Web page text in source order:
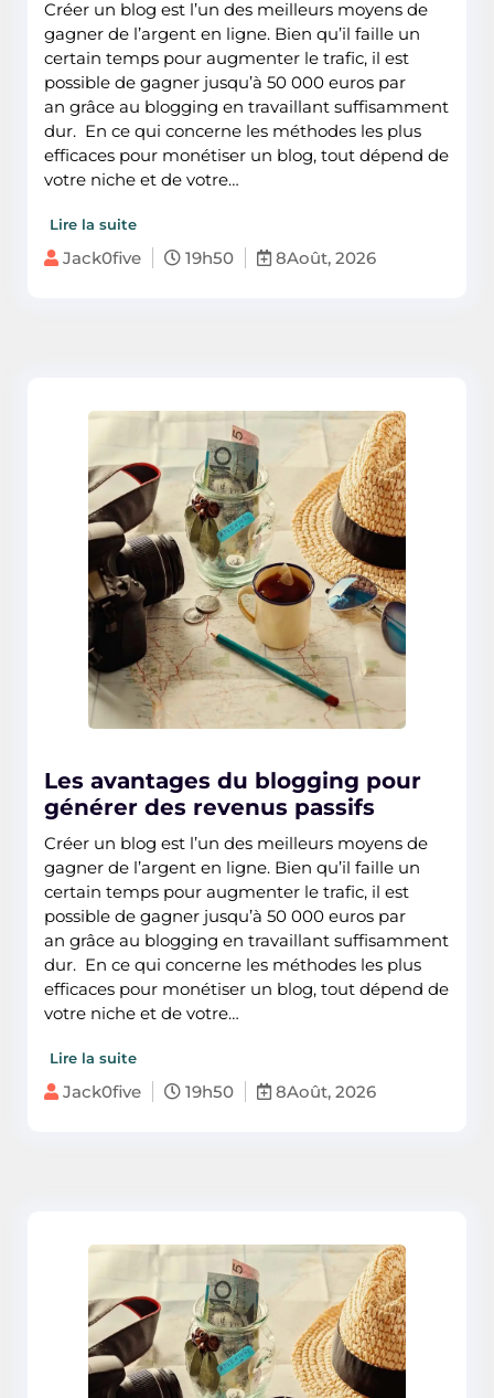
Créer un blog est l’un des meilleurs moyens de
gagner de l’argent en ligne. Bien qu’il faille un
certain temps pour augmenter le trafic, il est
possible de gagner jusqu’à 50 000 euros par
an grâce au blogging en travaillant suffisamment
dur. En ce qui concerne les méthodes les plus
efficaces pour monétiser un blog, tout dépend de
votre niche et de votre…
Lire la suite
Jack0five 19h50 8Août, 2026
Les avantages du blogging pour
générer des revenus passifs
Créer un blog est l’un des meilleurs moyens de
gagner de l’argent en ligne. Bien qu’il faille un
certain temps pour augmenter le trafic, il est
possible de gagner jusqu’à 50 000 euros par
an grâce au blogging en travaillant suffisamment
dur. En ce qui concerne les méthodes les plus
efficaces pour monétiser un blog, tout dépend de
votre niche et de votre…
Lire la suite
Jack0five 19h50 8Août, 2026